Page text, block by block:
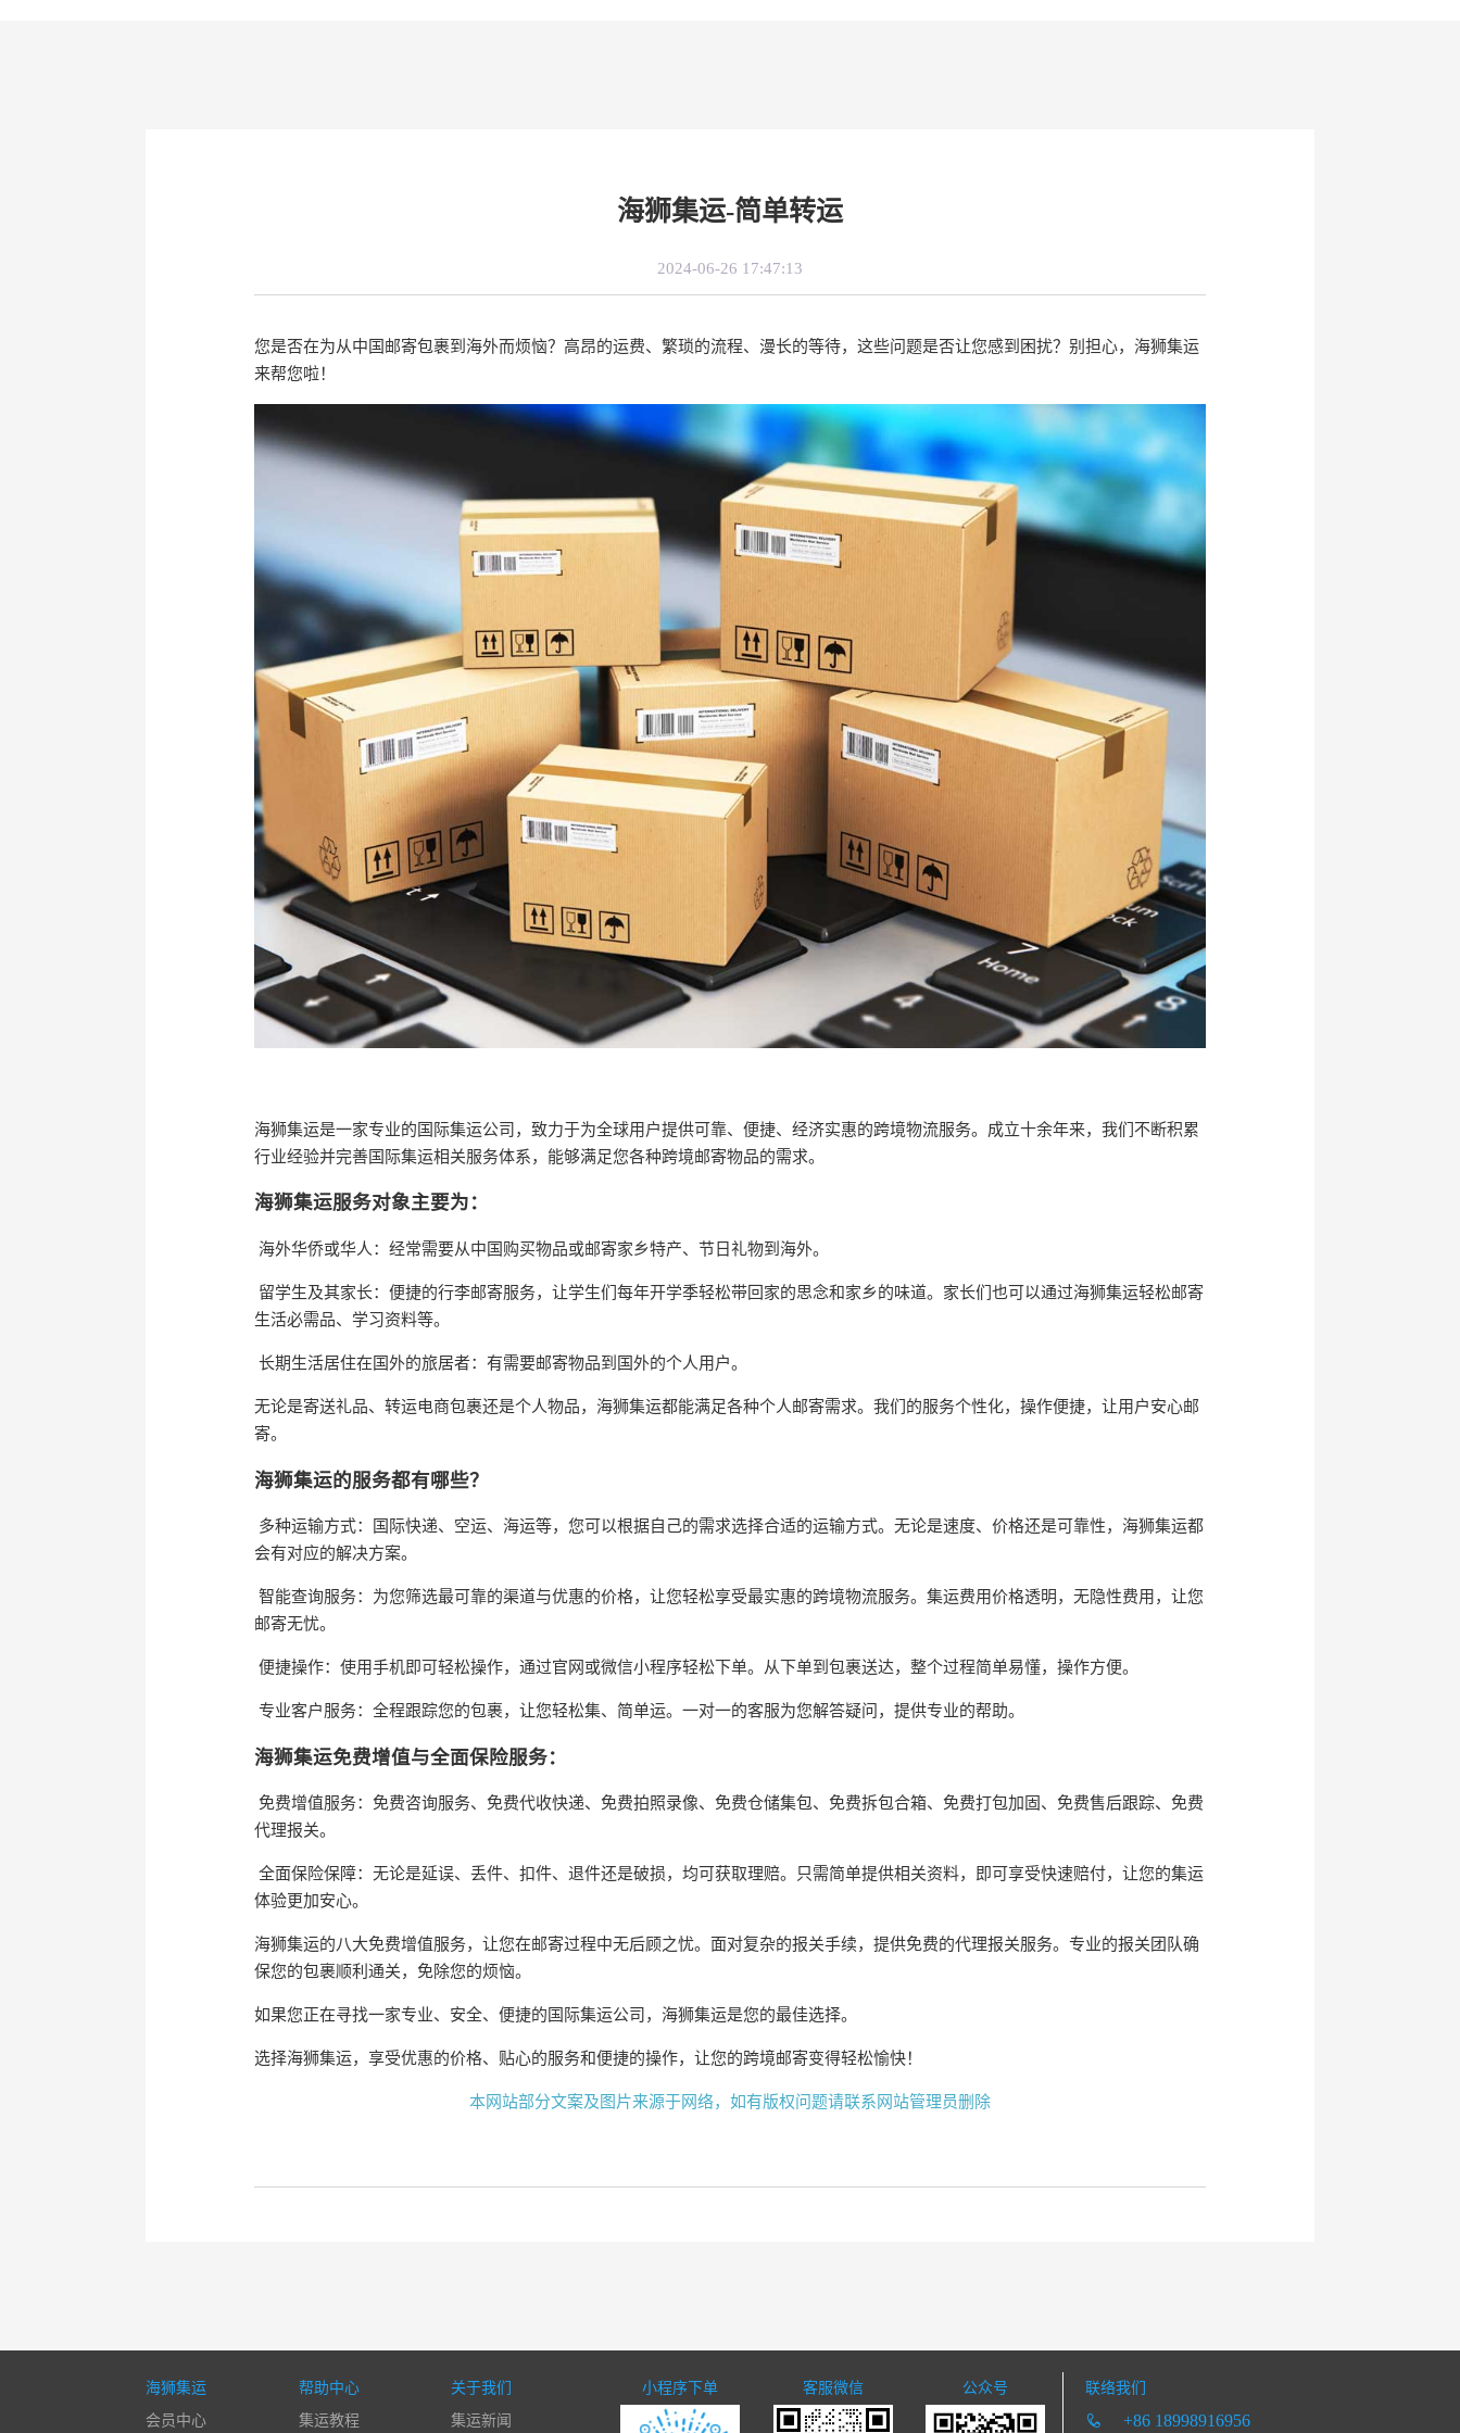
海狮集运-简单转运
2024-06-26 17:47:13
您是否在为从中国邮寄包裹到海外而烦恼？高昂的运费、繁琐的流程、漫长的等待，这些问题是否让您感到困扰？别担心，海狮集运
来帮您啦！
海狮集运是一家专业的国际集运公司，致力于为全球用户提供可靠、便捷、经济实惠的跨境物流服务。成立十余年来，我们不断积累
行业经验并完善国际集运相关服务体系，能够满足您各种跨境邮寄物品的需求。
海狮集运服务对象主要为：
海外华侨或华人：经常需要从中国购买物品或邮寄家乡特产、节日礼物到海外。
留学生及其家长：便捷的行李邮寄服务，让学生们每年开学季轻松带回家的思念和家乡的味道。家长们也可以通过海狮集运轻松邮寄
生活必需品、学习资料等。
长期生活居住在国外的旅居者：有需要邮寄物品到国外的个人用户。
无论是寄送礼品、转运电商包裹还是个人物品，海狮集运都能满足各种个人邮寄需求。我们的服务个性化，操作便捷，让用户安心邮
寄。
海狮集运的服务都有哪些？
多种运输方式：国际快递、空运、海运等，您可以根据自己的需求选择合适的运输方式。无论是速度、价格还是可靠性，海狮集运都
会有对应的解决方案。
智能查询服务：为您筛选最可靠的渠道与优惠的价格，让您轻松享受最实惠的跨境物流服务。集运费用价格透明，无隐性费用，让您
邮寄无忧。
便捷操作：使用手机即可轻松操作，通过官网或微信小程序轻松下单。从下单到包裹送达，整个过程简单易懂，操作方便。
专业客户服务：全程跟踪您的包裹，让您轻松集、简单运。一对一的客服为您解答疑问，提供专业的帮助。
海狮集运免费增值与全面保险服务：
免费增值服务：免费咨询服务、免费代收快递、免费拍照录像、免费仓储集包、免费拆包合箱、免费打包加固、免费售后跟踪、免费
代理报关。
全面保险保障：无论是延误、丢件、扣件、退件还是破损，均可获取理赔。只需简单提供相关资料，即可享受快速赔付，让您的集运
体验更加安心。
海狮集运的八大免费增值服务，让您在邮寄过程中无后顾之忧。面对复杂的报关手续，提供免费的代理报关服务。专业的报关团队确
保您的包裹顺利通关，免除您的烦恼。
如果您正在寻找一家专业、安全、便捷的国际集运公司，海狮集运是您的最佳选择。
选择海狮集运，享受优惠的价格、贴心的服务和便捷的操作，让您的跨境邮寄变得轻松愉快！
本网站部分文案及图片来源于网络，如有版权问题请联系网站管理员删除
海狮集运
会员中心
帮助中心
集运教程
关于我们
集运新闻
小程序下单 客服微信 公众号 联络我们
+86 18998916956